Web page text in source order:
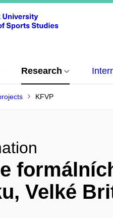
Research
KFVP
Velké